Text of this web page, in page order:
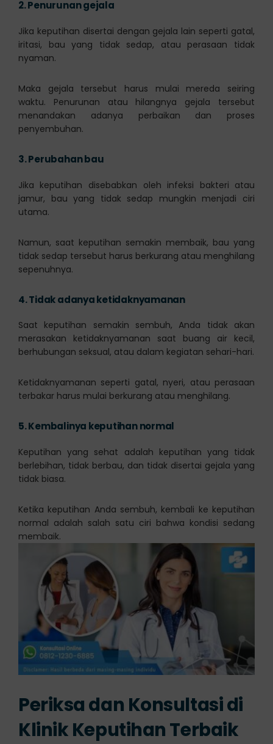
2.Penurunan gejala
Jika keputihan disertai dengan gejala lain seperti gatal,
iritasi, bau yang tidak sedap, atau perasaan tidak
nyaman.
Maka gejala tersebut harus mulai mereda seiring
waktu. Penurunan atau hilangnya gejala tersebut
menandakan adanya perbaikan dan proses
penyembuhan.
3.Perubahan bau
Jika keputihan disebabkan oleh infeksi bakteri atau
jamur, bau yang tidak sedap mungkin menjadi ciri
utama.
Namun, saat keputihan semakin membaik, bau yang
tidak sedap tersebut harus berkurang atau menghilang
sepenuhnya.
4.Tidak adanya ketidaknyamanan
Saat keputihan semakin sembuh, Anda tidak akan
merasakan ketidaknyamanan saat buang air kecil,
berhubungan seksual, atau dalam kegiatan sehari-hari.
Ketidaknyamanan seperti gatal, nyeri, atau perasaan
terbakar harus mulai berkurang atau menghilang.
5.Kembalinya keputihan normal
Keputihan yang sehat adalah keputihan yang tidak
berlebihan, tidak berbau, dan tidak disertai gejala yang
tidak biasa.
Ketika keputihan Anda sembuh, kembali ke keputihan
normal adalah salah satu ciri bahwa kondisi sedang
membaik.
Periksa dan Konsultasi di
Klinik Keputihan Terbaik